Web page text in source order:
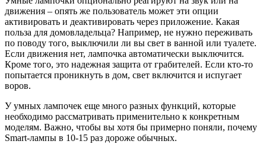
движения – опять же пользователь может эти опции
активировать и деактивировать через приложение. Какая
польза для домовладельца? Например, не нужно переживать
по поводу того, выключили ли вы свет в ванной или туалете.
Если движения нет, лампочка автоматически выключится.
Кроме того, это надежная защита от грабителей. Если кто-то
попытается проникнуть в дом, свет включится и испугает
воров.
У умных лампочек еще много разных функций, которые
необходимо рассматривать применительно к конкретным
моделям. Важно, чтобы вы хотя бы примерно поняли, почему
Smart-лампы в 10-15 раз дороже обычных.